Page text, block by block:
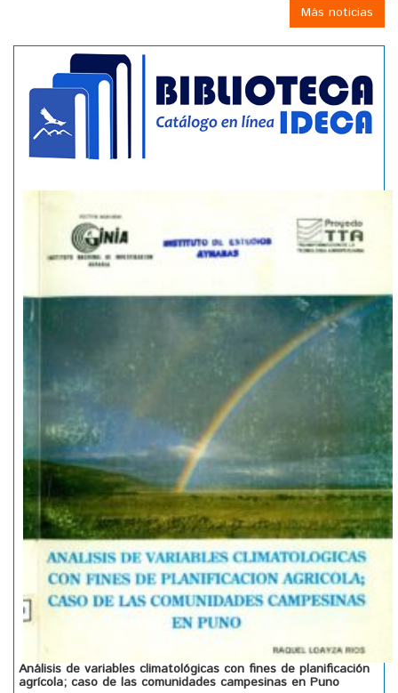
Más noticias
Análisis de variables climatológicas con fines de planificación
agrícola; caso de las comunidades campesinas en Puno